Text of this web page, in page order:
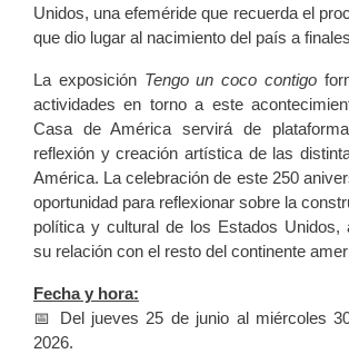
Unidos, una efeméride que recuerda el
que dio lugar al nacimiento del país a
La exposición Tengo un coco contigo
actividades en torno a este
Casa de América servirá de
reflexión y creación artística de las
América. La celebración de este 250
oportunidad para reflexionar sobre la
política y cultural de los Estados Unidos,
su relación con el resto del continente
Fecha y hora:
📅 Del jueves 25 de junio al miércoles
2026.